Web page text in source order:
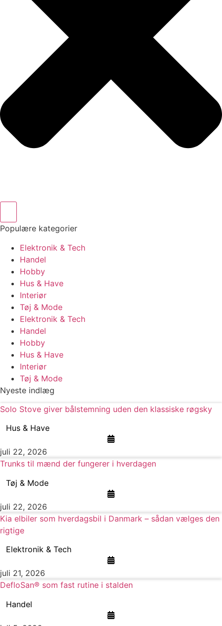
Populære kategorier
Elektronik & Tech
Handel
Hobby
Hus & Have
Interiør
Tøj & Mode
Elektronik & Tech
Handel
Hobby
Hus & Have
Interiør
Tøj & Mode
Nyeste indlæg
Solo Stove giver bålstemning uden den klassiske røgsky
Hus & Have
juli 22, 2026
Trunks til mænd der fungerer i hverdagen
Tøj & Mode
juli 22, 2026
Kia elbiler som hverdagsbil i Danmark – sådan vælges den
rigtige
Elektronik & Tech
juli 21, 2026
DefloSan® som fast rutine i stalden
Handel